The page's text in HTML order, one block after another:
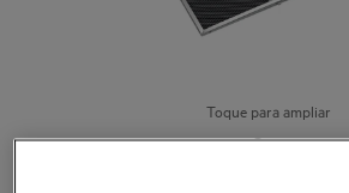
Toque para ampliar